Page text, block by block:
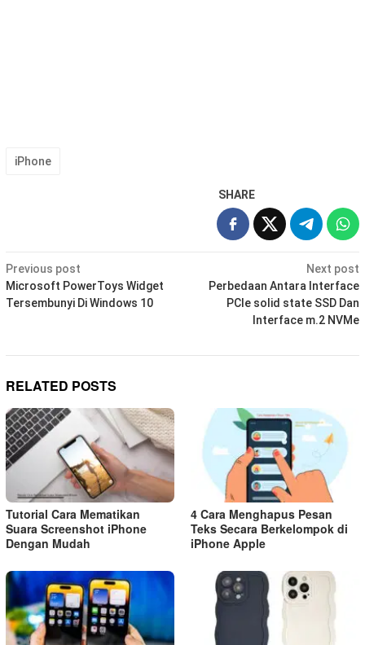
iPhone
SHARE
Post
navigation
Previous post
Microsoft PowerToys Widget
Tersembunyi Di Windows 10
Next post
Perbedaan Antara Interface
PCIe solid state SSD Dan
Interface m.2 NVMe
RELATED POSTS
Tutorial Cara Mematikan
Suara Screenshot iPhone
Dengan Mudah
4 Cara Menghapus Pesan
Teks Secara Berkelompok di
iPhone Apple